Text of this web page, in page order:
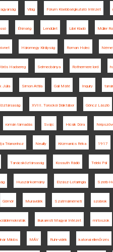
Világ Fórum Kisebbségkutató Intézet
Éhínség Lendület Libri Kiadó Müller
Háromegy Királyság Roman Holec
Hadsereg Selmecbánya Rothermere lord
Júlia Simon Attila Gali Máté Inquiry
XVIII. Torockói Diáktábor Göncz László
román támadás Svájc Hicsik Dóra
Trianonhoz Neuilly Krizmanics Réka 1917
Tanácsköztársaság Kossuth Rádió Teleki Pál
Huszár-kormány Elzász-Lotaringia Szerb-
Gömör Muravidék Szatmárnémeti szobrok
Bukaresti Magyar Intézet mítoszok
Miklós MÁV Ruhr-vidék katonai ellenőrzés